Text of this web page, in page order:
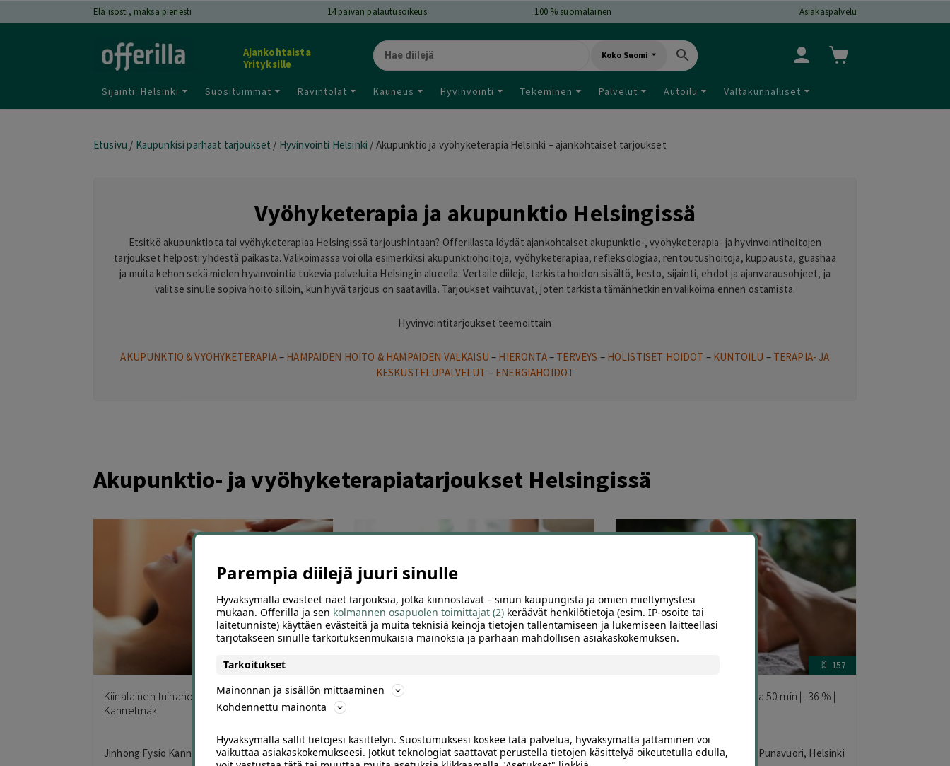
Elä isosti, maksa pienesti 14päivän palautusoikeus 100 % suomalainen Asiakaspalvelu
Ajankohtaista
Yrityksille
Koko Suomi
Sijainti: Helsinki Suosituimmat Ravintolat Kauneus Hyvinvointi Tekeminen Palvelut Autoilu Valtakunnalliset
Etusivu / Kaupunkisi parhaat tarjoukset / Hyvinvointi Helsinki / Akupunktio ja vyöhyketerapia Helsinki – ajankohtaiset tarjoukset
Vyöhyketerapia ja akupunktio Helsingissä
Etsitkö akupunktiota tai vyöhyketerapiaa Helsingissä tarjoushintaan? Offerillasta löydät ajankohtaiset akupunktio-, vyöhyketerapia- ja hyvinvointihoitojen
tarjoukset helposti yhdestä paikasta. Valikoimassa voi olla esimerkiksi akupunktiohoitoja, vyöhyketerapiaa, refleksologiaa, rentoutushoitoja, kuppausta, guashaa
ja muita kehon sekä mielen hyvinvointia tukevia palveluita Helsingin alueella. Vertaile diilejä, tarkista hoidon sisältö, kesto, sijainti, ehdot ja ajanvarausohjeet, ja
valitse sinulle sopiva hoito silloin, kun hyvä tarjous on saatavilla. Tarjoukset vaihtuvat, joten tarkista tämänhetkinen valikoima ennen ostamista.
Hyvinvointitarjoukset teemoittain
AKUPUNKTIO & VYÖHYKETERAPIA– HAMPAIDEN HOITO & HAMPAIDEN VALKAISU – HIERONTA– TERVEYS – HOLISTISET HOIDOT – KUNTOILU – TERAPIA- JA
KESKUSTELUPALVELUT – ENERGIAHOIDOT
Akupunktio- ja vyöhyketerapiatarjoukset Helsingissä
Kiinalainen tuinahoito 80 min | -56 % | Helsinki,
Kannelmäki
Jinhong Fysio Kannelmäki, Helsinki
Akupunktio Helsingissä tai akupunktiohieronta
157
Vyöhyketerapia jalkahieronta 50 min | -36 % |
Harmoney Meridian Wellness Punavuori, Helsinki
Parempia diilejä juuri sinulle
Hyväksymällä evästeet näet tarjouksia, jotka kiinnostavat – sinun kaupungista ja omien mieltymystesi
mukaan. Offerilla ja sen kolmannen osapuolen toimittajat (2) keräävät henkilötietoja (esim. IP-osoite tai
laitetunniste) käyttäen evästeitä ja muita teknisiä keinoja tietojen tallentamiseen ja lukemiseen laitteellasi
tarjotakseen sinulle tarkoituksenmukaisia mainoksia ja parhaan mahdollisen asiakaskokemuksen.
Tarkoitukset
Mainonnan ja sisällön mittaaminen
Kohdennettu mainonta
Hyväksymällä sallit tietojesi käsittelyn. Suostumuksesi koskee tätä palvelua, hyväksymättä jättäminen voi
vaikuttaa asiakaskokemukseesi. Jotkut teknologiat saattavat perustella tietojen käsittelyä oikeutetulla edulla,